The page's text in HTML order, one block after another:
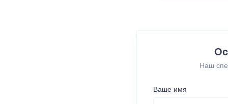
Наш
Ваше имя